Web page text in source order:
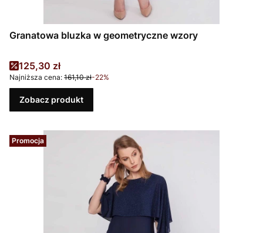
Granatowa bluzka w geometryczne wzory
Cena promocyjna
125,30 zł
Najniższa cena: 161,10 zł-22%
Zobacz produkt
Promocja